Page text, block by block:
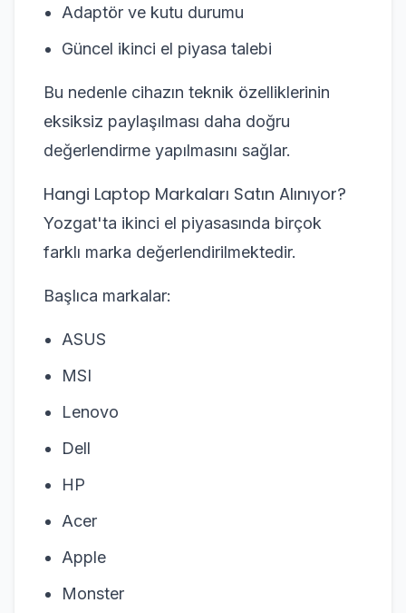
Adaptör ve kutu durumu
Güncel ikinci el piyasa talebi
Bu nedenle cihazın teknik özelliklerinin
eksiksiz paylaşılması daha doğru
değerlendirme yapılmasını sağlar.
Hangi Laptop Markaları Satın Alınıyor?
Yozgat'ta ikinci el piyasasında birçok
farklı marka değerlendirilmektedir.
Başlıca markalar:
ASUS
MSI
Lenovo
Dell
HP
Acer
Apple
Monster